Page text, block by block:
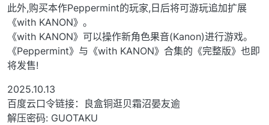
此外,购买本作Peppermint的玩家,日后将可游玩追加扩展
《with KANON》。
《with KANON》可以操作新角色果音(Kanon)进行游戏。
《Peppermint》与《with KANON》合集的《完整版》也即
将发售!
2025.10.13
百度云口令链接：良盒铜逛贝霜沼晏友逾
解压密码: GUOTAKU